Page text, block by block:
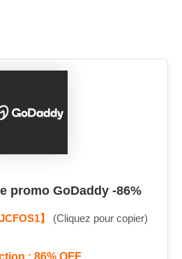
promo GoDaddy -86%
】 (Cliquez pour copier)
: 86% OFF